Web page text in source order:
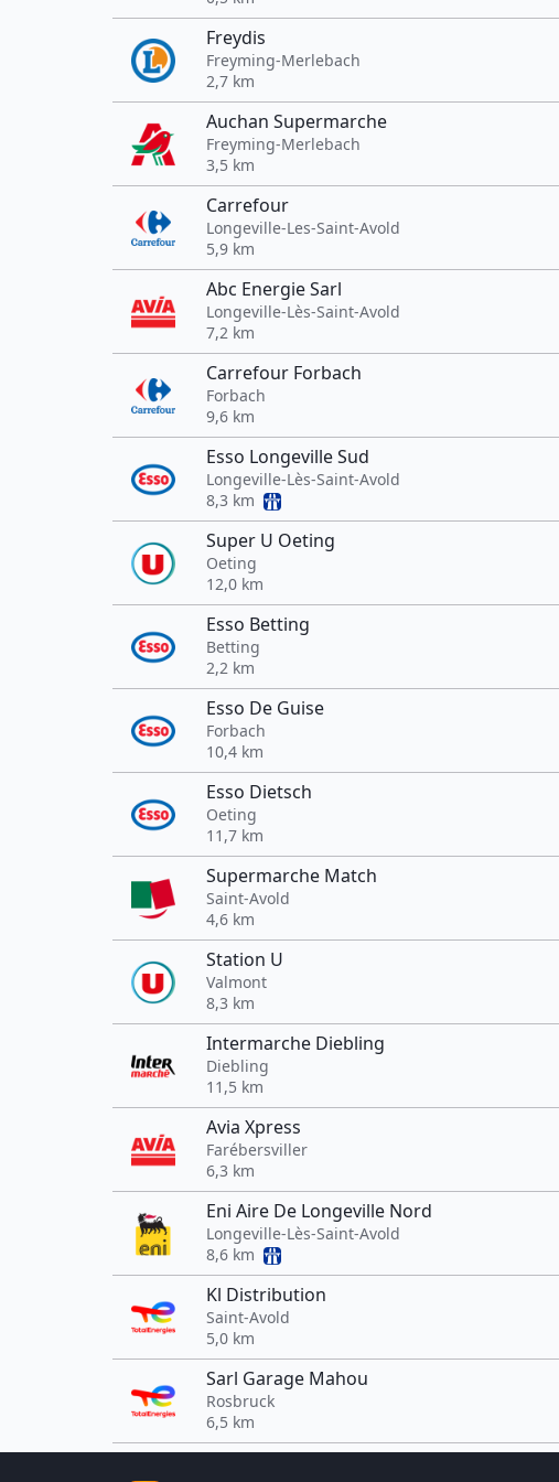
Freydis
Freyming-Merlebach
2,7 km
Auchan Supermarche
Freyming-Merlebach
3,5 km
Carrefour
Longeville-Les-Saint-Avold
5,9 km
Abc Energie Sarl
Longeville-Lès-Saint-Avold
7,2 km
Carrefour Forbach
Forbach
9,6 km
Esso Longeville Sud
Longeville-Lès-Saint-Avold
8,3 km
Super U Oeting
Oeting
12,0 km
Esso Betting
Betting
2,2 km
Esso De Guise
Forbach
10,4 km
Esso Dietsch
Oeting
11,7 km
Supermarche Match
Saint-Avold
4,6 km
Station U
Valmont
8,3 km
Intermarche Diebling
Diebling
11,5 km
Avia Xpress
Farébersviller
6,3 km
Eni Aire De Longeville Nord
Longeville-Lès-Saint-Avold
8,6 km
Kl Distribution
Saint-Avold
5,0 km
Sarl Garage Mahou
Rosbruck
6,5 km